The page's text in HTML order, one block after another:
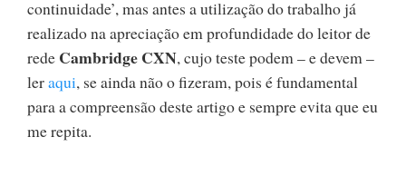
continuidade’, mas antes a utilização do trabalho já
realizado na apreciação em profundidade do leitor de
rede Cambridge CXN, cujo teste podem – e devem –
leraqui, se ainda não o fizeram, pois é fundamental
para a compreensão deste artigo e sempre evita que eu
me repita.